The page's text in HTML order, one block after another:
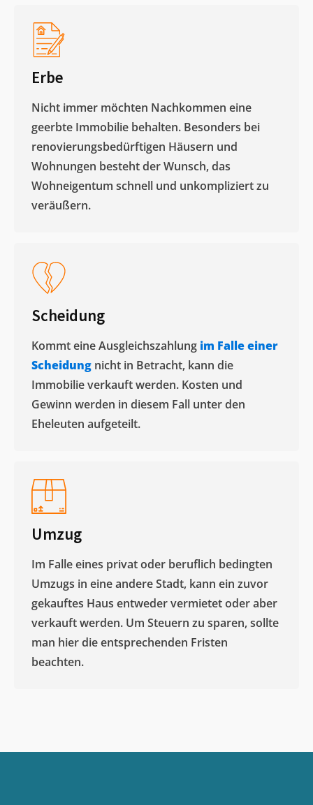
Erbe
Nicht immer möchten Nachkommen eine
geerbte Immobilie behalten. Besonders bei
renovierungsbedürftigen Häusern und
Wohnungen besteht der Wunsch, das
Wohneigentum schnell und unkompliziert zu
veräußern. ​
Scheidung
Kommt eine Ausgleichszahlung im Falle einer
Scheidung nicht in Betracht, kann die
Immobilie verkauft werden. Kosten und
Gewinn werden in diesem Fall unter den
Eheleuten aufgeteilt.​
Umzug
Im Falle eines privat oder beruflich bedingten
Umzugs in eine andere Stadt, kann ein zuvor
gekauftes Haus entweder vermietet oder aber
verkauft werden. Um Steuern zu sparen, sollte
man hier die entsprechenden Fristen
beachten.